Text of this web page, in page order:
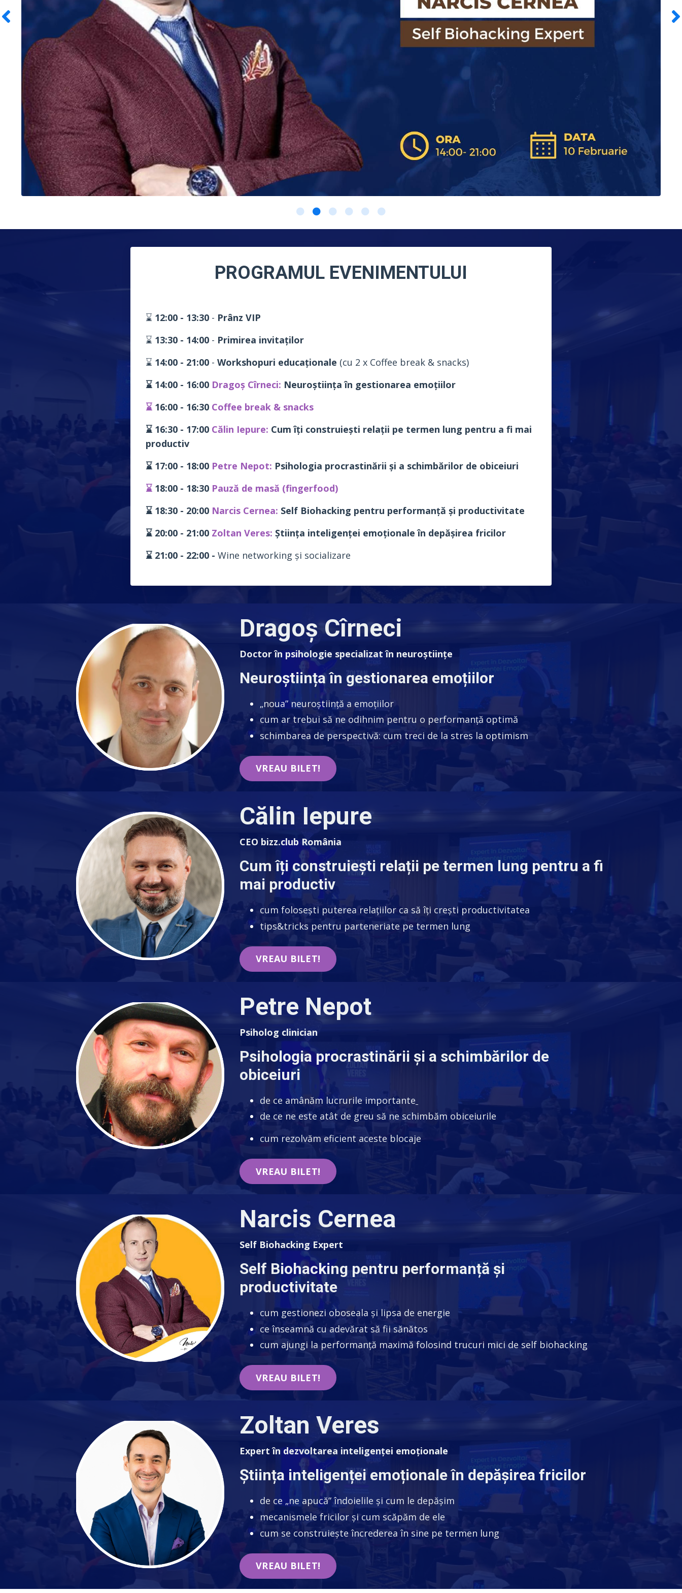
PROGRAMUL EVENIMENTULUI
⌛ 12:00 - 13:30 - Prânz VIP
⌛ 13:30 - 14:00 - Primirea invitaților
⌛ 14:00 - 21:00 - Workshopuri educaționale (cu 2 x Coffee break & snacks)
⌛ 14:00 - 16:00 Dragoș Cîrneci: Neuroștiința în gestionarea emoțiilor
⌛ 16:00 - 16:30 Coffee break & snacks
⌛ 16:30 - 17:00 Călin Iepure: Cum îți construiești relații pe termen lung pentru a fi mai
productiv
⌛ 17:00 - 18:00 Petre Nepot: Psihologia procrastinării și a schimbărilor de obiceiuri
⌛ 18:00 - 18:30 Pauză de masă (fingerfood)
⌛ 18:30 - 20:00 Narcis Cernea: Self Biohacking pentru performanță și productivitate
⌛ 20:00 - 21:00 Zoltan Veres: Știința inteligenței emoționale în depășirea fricilor
⌛ 21:00 - 22:00 - Wine networking și socializare
Dragoș Cîrneci
Doctor în psihologie specializat în neuroștiințe
Neuroștiința în gestionarea emoțiilor
„noua” neuroștiință a emoțiilor
cum ar trebui să ne odihnim pentru o performanță optimă
schimbarea de perspectivă: cum treci de la stres la optimism
VREAU BILET!
Călin Iepure
CEO bizz.club România
Cum îți construiești relații pe termen lung pentru a fi
mai productiv
cum folosești puterea relațiilor ca să îți crești productivitatea
tips&tricks pentru parteneriate pe termen lung
VREAU BILET!
Petre Nepot
Psiholog clinician
Psihologia procrastinării și a schimbărilor de
obiceiuri
de ce amânăm lucrurile importante
de ce ne este atât de greu să ne schimbăm obiceiurile
cum rezolvăm eficient aceste blocaje
VREAU BILET!
Narcis Cernea
Self Biohacking Expert
Self Biohacking pentru performanță și
productivitate
cum gestionezi oboseala și lipsa de energie
ce înseamnă cu adevărat să fii sănătos
cum ajungi la performanță maximă folosind trucuri mici de self biohacking
VREAU BILET!
Zoltan Veres
Expert în dezvoltarea inteligenței emoționale
Știința inteligenței emoționale în depășirea fricilor
de ce „ne apucă” îndoielile și cum le depășim
mecanismele fricilor și cum scăpăm de ele
cum se construiește încrederea în sine pe termen lung
VREAU BILET!